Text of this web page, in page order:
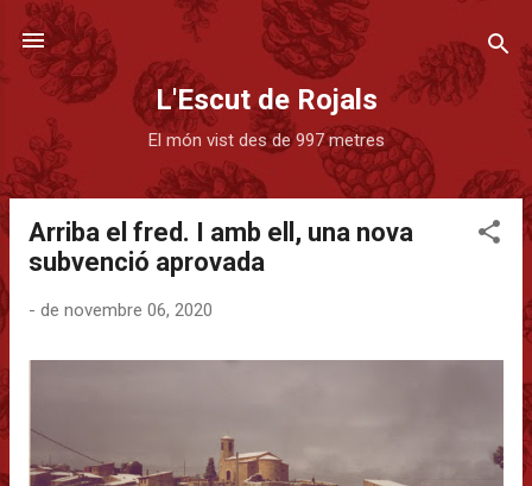
Salta al contingut principal
L'Escut de Rojals
El món vist des de 997 metres
Arriba el fred. I amb ell, una nova
subvenció aprovada
- de novembre 06, 2020